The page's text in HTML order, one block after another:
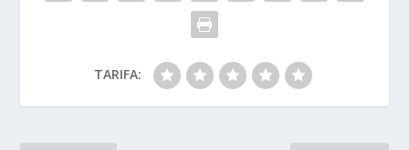
TARIFA: